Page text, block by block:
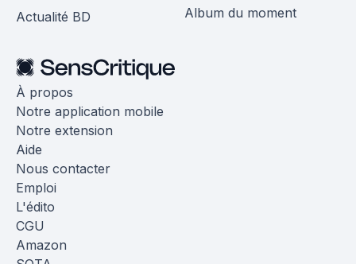
Actualité BD
Album du moment
À propos
Notre application mobile
Notre extension
Aide
Nous contacter
Emploi
L'édito
CGU
Amazon